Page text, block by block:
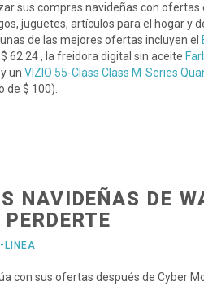
sus compras navideñas con ofertas
juguetes, artículos para el hogar y
de las mejores ofertas incluyen el
62.24 , la freidora digital sin aceite
y unVIZIO 55-Class Class M-Series
de $ 100).
NAVIDEÑAS DE
LINEA
con sus ofertas después de Cyber